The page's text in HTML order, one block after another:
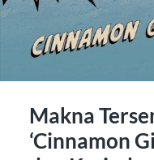
Makna
‘Cinnamon